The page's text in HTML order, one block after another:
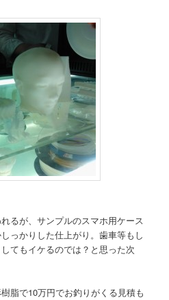
るが、サンプルのスマホ用ケース
っかりした仕上がり。歯車等もし
てもイケるのでは？と思った次
脂で10万円でお釣りがくる見積も